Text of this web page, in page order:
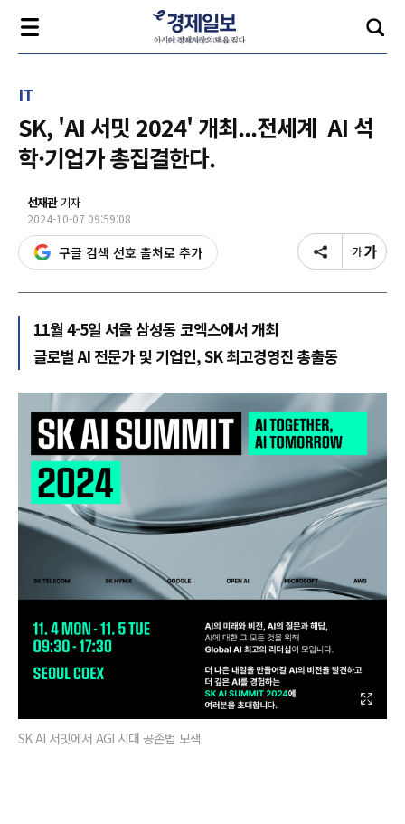
IT
SK, 'AI 서밋 2024' 개최...전세계 AI 석
학·기업가 총집결한다.
선재관기자
2024-10-07 09:59:08
구글 검색 선호 출처로 추가
11월 4-5일 서울 삼성동 코엑스에서 개최
글로벌 AI 전문가 및 기업인, SK 최고경영진 총출동
SK AI 서밋에서 AGI 시대 공존법 모색